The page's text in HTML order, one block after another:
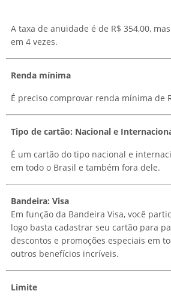
A taxa de anuidade é de R$ 354,00,
em 4 vezes.
Renda mínima
É preciso comprovar renda mínima de
Tipo de cartão: Nacional e
É um cartão do tipo nacional e
em todo o Brasil e também fora dele.
Bandeira: Visa
Em função da Bandeira Visa, você
logo basta cadastrar seu cartão para
descontos e promoções especiais em
outros benefícios incríveis.
Limite